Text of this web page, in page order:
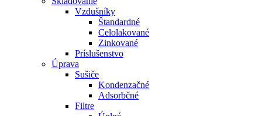
Vzdušníky
Štandardné
Celolakované
Zinkované
Príslušenstvo
Úprava
Sušiče
Kondenzačné
Adsorbčné
Filtre